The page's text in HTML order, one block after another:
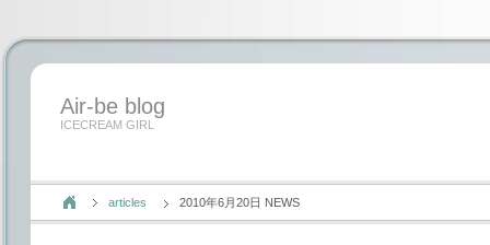
Air-be blog
ICECREAM GIRL
articles 2010年6月20日 NEWS